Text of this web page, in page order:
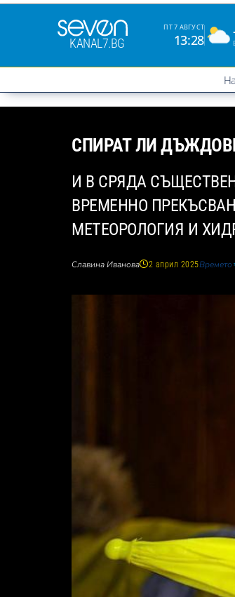
KANAL7.BG
ПТ 7 АВГУСТ
13:28
СПИРАТ ЛИ
И В СРЯДА
ВРЕМЕННО
МЕТЕОРОЛОГИЯ И
Славина Иванова 2 април 2025Времето